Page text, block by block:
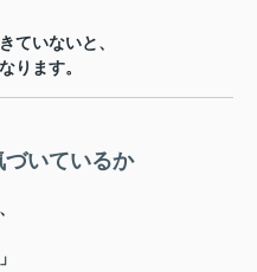
ていないと、
ります。
いているか